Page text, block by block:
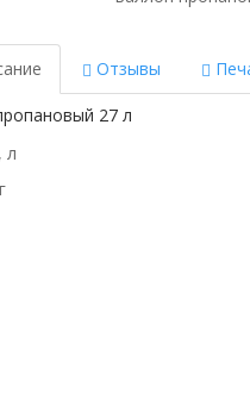
Отзывы
27 л
л